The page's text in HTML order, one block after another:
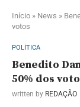
Início » News »
votos
POLÍTICA
Benedito
50% dos
written by REDAÇÃO